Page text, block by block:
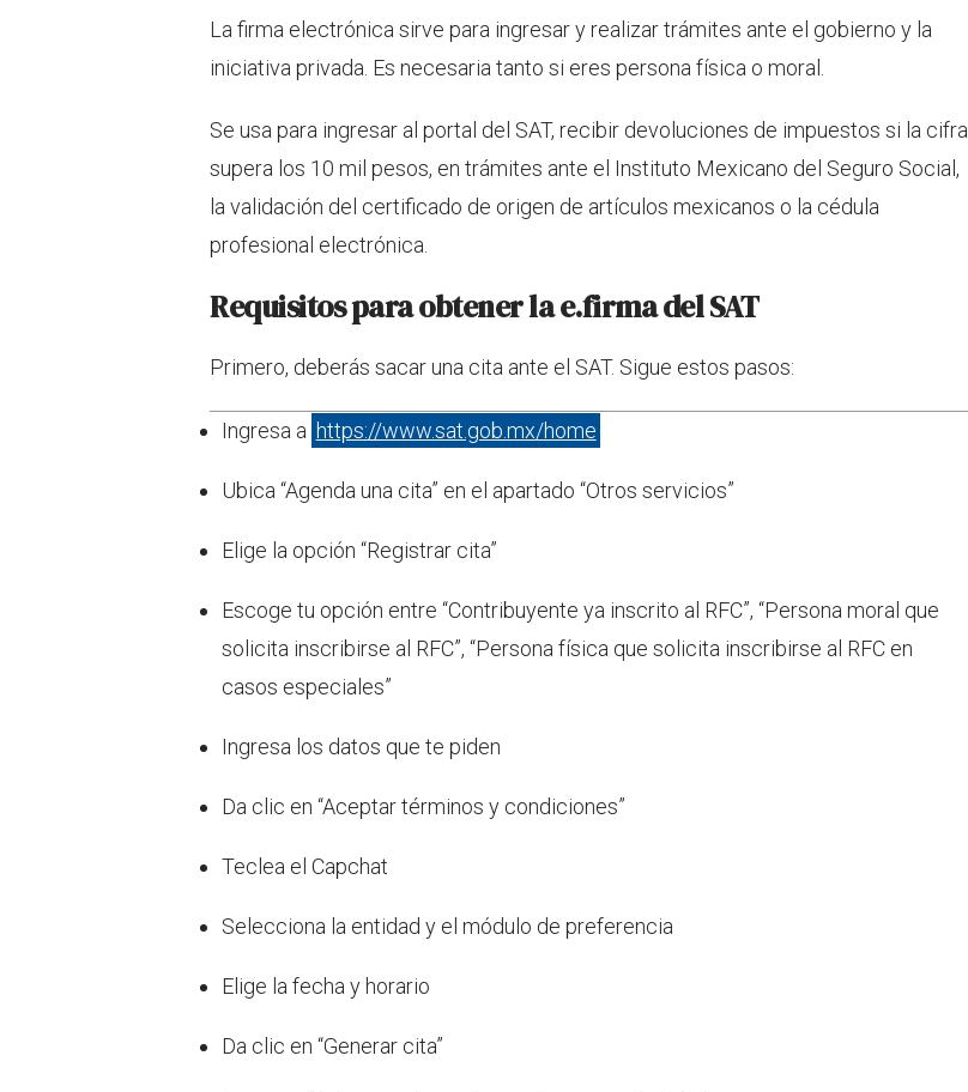
La firma electrónica sirve para ingresar y realizar trámites ante el gobierno y la
iniciativa privada. Es necesaria tanto si eres persona física o moral.
Se usa para ingresar al portal del SAT, recibir devoluciones de impuestos si la cifra
supera los 10 mil pesos, en trámites ante el Instituto Mexicano del Seguro Social,
la validación del certificado de origen de artículos mexicanos o la cédula
profesional electrónica.
Requisitos para obtener la e.firma del SAT
Primero, deberás sacar una cita ante el SAT. Sigue estos pasos:
Ingresa a https://www.sat.gob.mx/home
Ubica “Agenda una cita” en el apartado “Otros servicios”
Elige la opción “Registrar cita”
Escoge tu opción entre “Contribuyente ya inscrito al RFC”, “Persona moral que
solicita inscribirse al RFC”, “Persona física que solicita inscribirse al RFC en
casos especiales”
Ingresa los datos que te piden
Da clic en “Aceptar términos y condiciones”
Teclea el Capchat
Selecciona la entidad y el módulo de preferencia
Elige la fecha y horario
Da clic en “Generar cita”